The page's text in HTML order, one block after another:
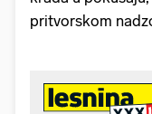
pritvorskom